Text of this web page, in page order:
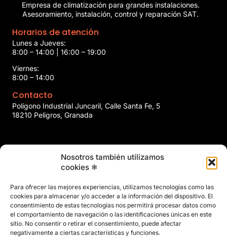
Nosotros también utilizamos
cookies ❄
Para ofrecer las mejores experiencias, utilizamos tecnologías como las
cookies para almacenar y/o acceder a la información del dispositivo. El
consentimiento de estas tecnologías nos permitirá procesar datos como
el comportamiento de navegación o las identificaciones únicas en este
sitio. No consentir o retirar el consentimiento, puede afectar
negativamente a ciertas características y funciones.
Empresa de climatización para grandes instalaciones.
Asesoramiento, instalación, control y reparación SAT.
Horarios de atención
Lunes a Jueves:
8:00 – 14:00 | 16:00 – 19:00
Viernes:
8:00 – 14:00
Contacto
Polígono Industrial Juncaril, Calle Santa Fe, 5
18210 Peligros, Granada
marin@marinclimatizacion.com
el Trabajo
Aviso Legal
Privacidad
Políticas de Cookies
Mapa del Sitio